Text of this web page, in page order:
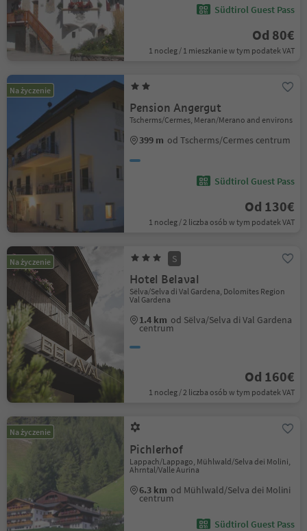
Südtirol Guest Pass
Od 80€
1 nocleg / 1 mieszkanie w tym podatek VAT
Na życzenie
Pension Angergut
Tscherms/Cermes, Meran/Merano and environs
399 m od Tscherms/Cermes centrum
Südtirol Guest Pass
Od 130€
1 nocleg / 2 liczba osób w tym podatek VAT
Na życzenie S
Hotel Belaval
Sëlva/Selva di Val Gardena, Dolomites Region
Val Gardena
1.4 km od Sëlva/Selva di Val Gardena
centrum
Od 160€
1 nocleg / 2 liczba osób w tym podatek VAT
Na życzenie
Pichlerhof
Lappach/Lappago, Mühlwald/Selva dei Molini,
Ahrntal/Valle Aurina
6.3 km od Mühlwald/Selva dei Molini
centrum
Südtirol Guest Pass